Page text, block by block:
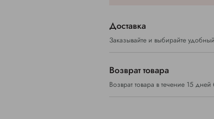
Доставка
Заказывайте и выбирайте
Возврат товара
Возврат товара в течение 15 дней